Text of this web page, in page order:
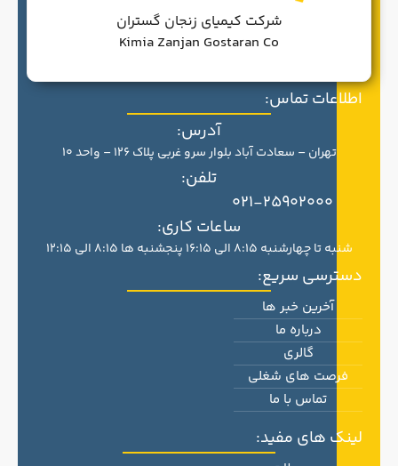
اطلاعات تماس:
آدرس:
تهران – سعادت آباد بلوار سرو غربی پلاک 126 – واحد 10
تلفن:
021-25902000
ساعات کاری:
شنبه تا چهارشنبه 8:15 الی 16:15 پنجشنبه ها 8:15 الی 12:15
دسترسی سریع:
آخرین خبر ها
درباره ما
گالری
فرصت های شغلی
تماس با ما
لینک های مفید:
شرکت کیمیای زنجان گستران
Kimia Zanjan Gostaran Co